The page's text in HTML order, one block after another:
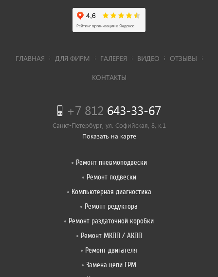
ГЛАВНАЯ ДЛЯ ФИРМ ГАЛЕРЕЯ ВИДЕО ОТЗЫВЫ
КОНТАКТЫ
+7 812 643-33-67
Санкт-Петербург, ул. Софийская, 8, к.1
Показать на карте
Ремонт пневмоподвески
Ремонт подвески
Компьютерная диагностика
Ремонт редуктора
Ремонт раздаточной коробки
Ремонт МКПП / АКПП
Ремонт двигателя
Замена цепи ГРМ